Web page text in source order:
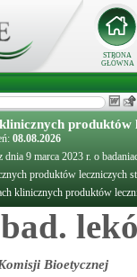
STRONA
GŁÓWNA
produktów
08.08.2026
9 marca 2023 r. o
produktów leczniczych
klinicznych produktów
Bioetycznej